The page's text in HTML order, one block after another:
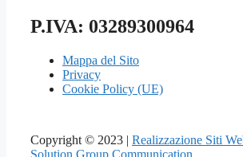
P.IVA: 03289300964
Mappa del Sito
Privacy
Cookie Policy (UE)
Copyright © 2023 | Realizzazione Siti
Solution Group Communication